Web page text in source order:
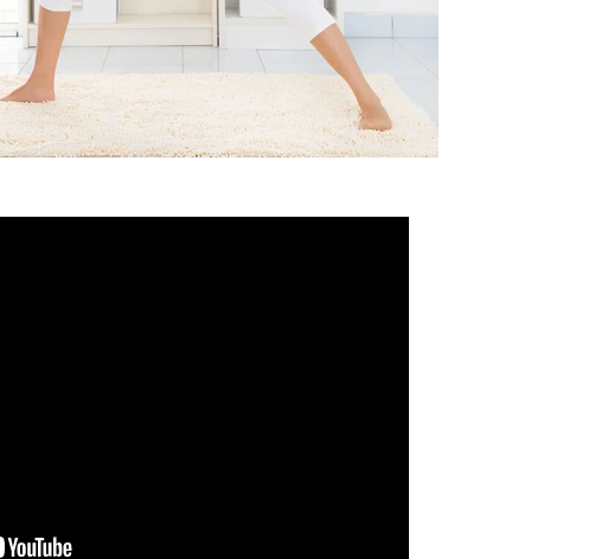
賞你床褥&床架$1000
優惠!